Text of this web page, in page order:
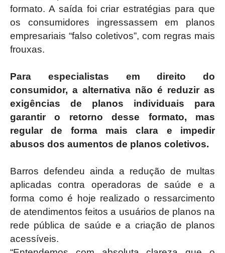
formato. A saída foi criar estratégias para que
os consumidores ingressassem em planos
empresariais “falso coletivos”, com regras mais
frouxas.
Para especialistas em direito do
consumidor, a alternativa não é reduzir as
exigências de planos individuais para
garantir o retorno desse formato, mas
regular de forma mais clara e impedir
abusos dos aumentos de planos coletivos.
Barros defendeu ainda a redução de multas
aplicadas contra operadoras de saúde e a
forma como é hoje realizado o ressarcimento
de atendimentos feitos a usuários de planos na
rede pública de saúde e a criação de planos
acessíveis.